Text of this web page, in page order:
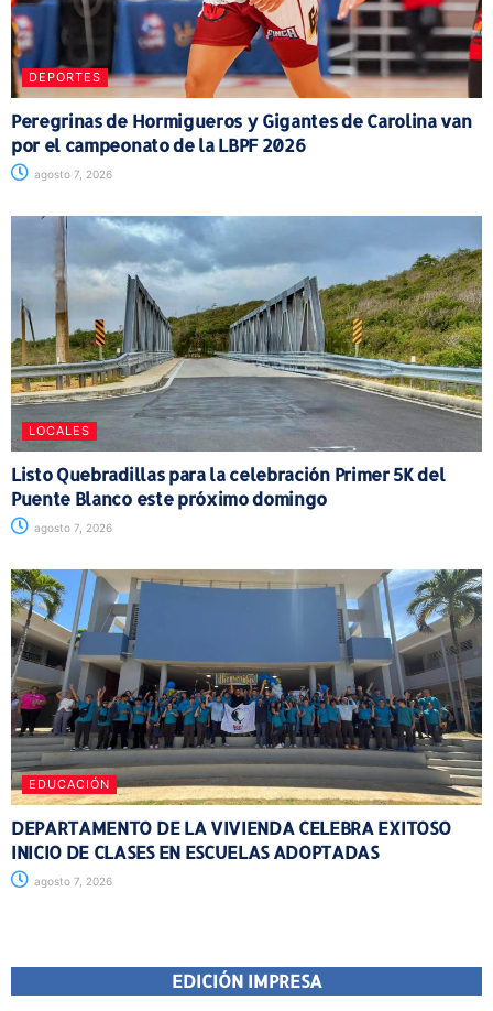
DEPORTES
Peregrinas de Hormigueros y Gigantes de Carolina van
por el campeonato de la LBPF 2026
agosto 7, 2026
LOCALES
Listo Quebradillas para la celebración Primer 5K del
Puente Blanco este próximo domingo
agosto 7, 2026
EDUCACIÓN
DEPARTAMENTO DE LA VIVIENDA CELEBRA EXITOSO
INICIO DE CLASES EN ESCUELAS ADOPTADAS
agosto 7, 2026
EDICIÓN IMPRESA